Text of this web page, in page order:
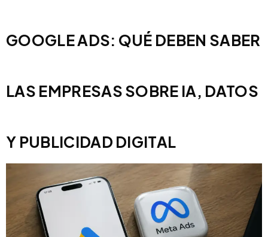
GOOGLE ADS: QUÉ DEBEN SABER
LAS EMPRESAS SOBRE IA, DATOS
Y PUBLICIDAD DIGITAL